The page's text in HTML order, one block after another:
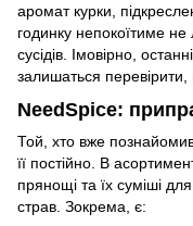
аромат курки,
годинку непокоїтиме
сусідів. Імовірно,
залишаться перевірити,
NeedSpice:
Той, хто вже
її постійно. В
прянощі та їх суміші
страв. Зокрема, є: